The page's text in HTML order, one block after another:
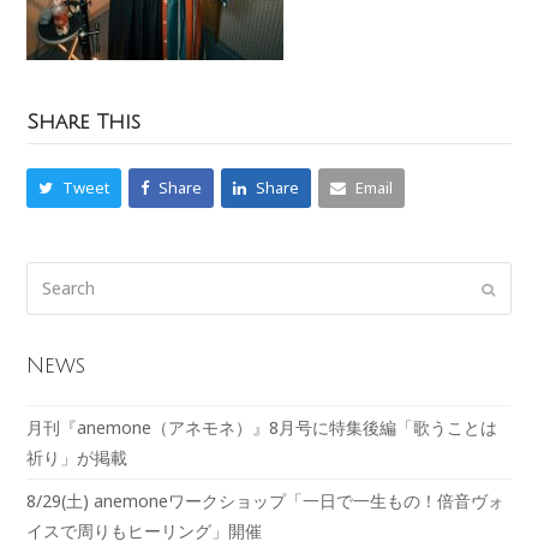
Share This
Tweet Share Share Email
News
月刊『anemone（アネモネ）』8月号に特集後編「歌うことは
祈り」が掲載
8/29(土) anemoneワークショップ「一日で一生もの！倍音ヴォ
イスで周りもヒーリング」開催